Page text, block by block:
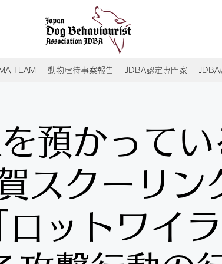
TEAM 動物虐待事案報告 JDBA認定専門家
を預かって
スクーリン
ットワイ